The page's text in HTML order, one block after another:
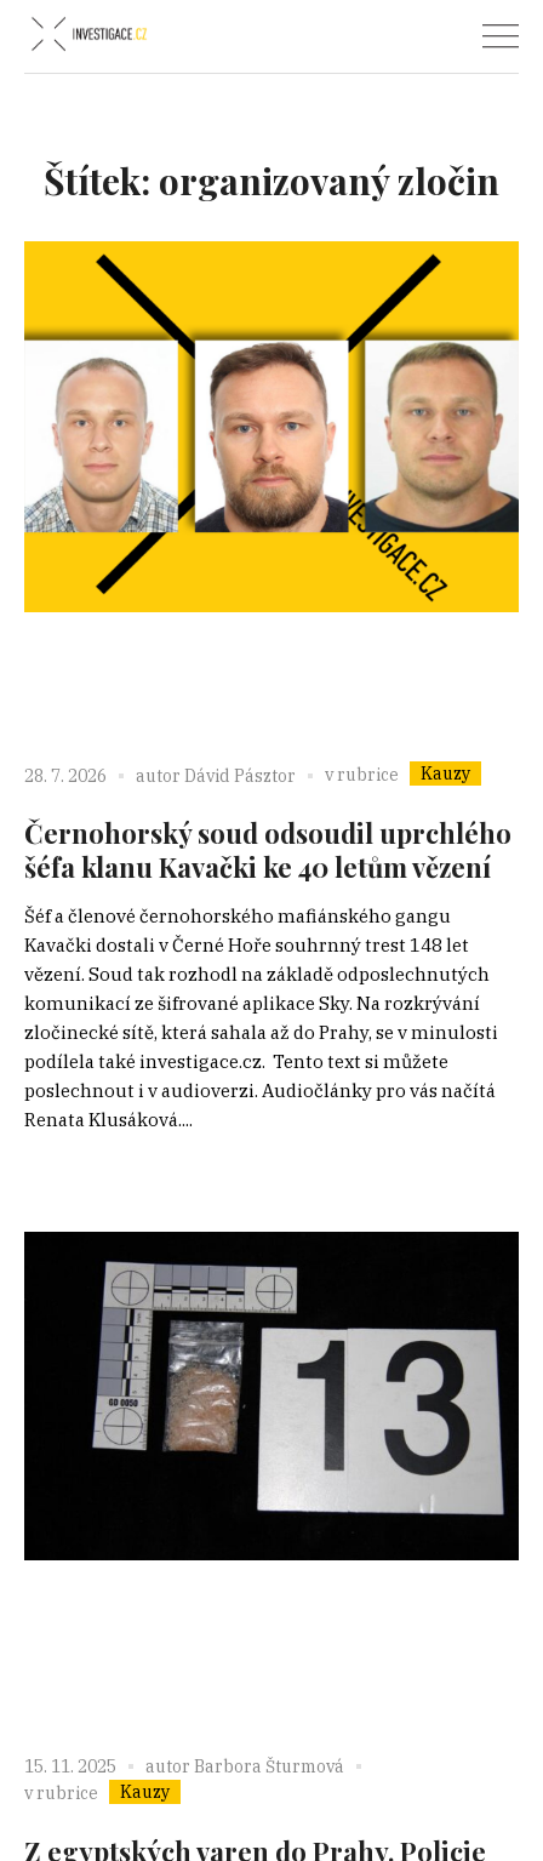
Štítek: organizovaný zločin
28. 7. 2026 autor Dávid Pásztor v rubrice Kauzy
Černohorský soud odsoudil uprchlého
šéfa klanu Kavački ke 40 letům vězení
Šéf a členové černohorského mafiánského gangu
Kavački dostali v Černé Hoře souhrnný trest 148 let
vězení. Soud tak rozhodl na základě odposlechnutých
komunikací ze šifrované aplikace Sky. Na rozkrývání
zločinecké sítě, která sahala až do Prahy, se v minulosti
podílela také investigace.cz. Tento text si můžete
poslechnout i v audioverzi. Audiočlánky pro vás načítá
Renata Klusáková....
15. 11. 2025 autor Barbora Šturmová
v rubrice
Kauzy
Z egyptských varen do Prahy. Policie